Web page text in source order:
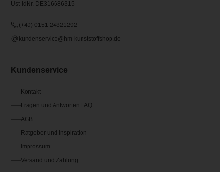
Ust-IdNr. DE316686315
(+49) 0151 24821292
kundenservice@hm-kunststoffshop.de
Kundenservice
Kontakt
Fragen und Antworten FAQ
AGB
Ratgeber und Inspiration
Impressum
Versand und Zahlung